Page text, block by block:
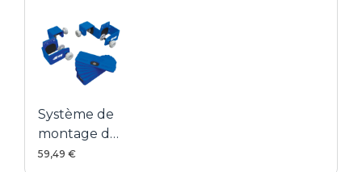
sans cadre
Système de
montage de
façades de
59,49 €